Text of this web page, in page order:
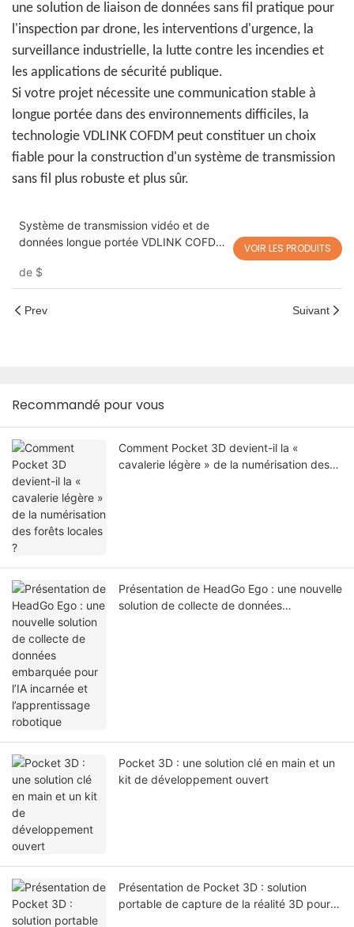
une solution de liaison de données sans fil pratique pour
l'inspection par drone, les interventions d'urgence, la
surveillance industrielle, la lutte contre les incendies et
les applications de sécurité publique.
Si votre projet nécessite une communication stable à
longue portée dans des environnements difficiles, la
technologie VDLINK COFDM peut constituer un choix
fiable pour la construction d'un système de transmission
sans fil plus robuste et plus sûr.
Système de transmission vidéo et de
données longue portée VDLINK COFDM
anti-brouillage pour drones et
applications industrielles
de $
VOIR LES PRODUITS
Prev Suivant
Recommandé pour vous
Comment Pocket 3D devient-il la «
cavalerie légère » de la numérisation des
Présentation de HeadGo Ego : une nouvelle
solution de collecte de données
Pocket 3D : une solution clé en main et un
kit de développement ouvert
Présentation de Pocket 3D : solution
portable de capture de la réalité 3D pour